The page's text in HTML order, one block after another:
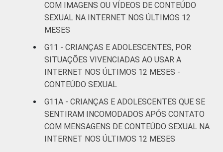
FAIXA ETÁRIA
DA CRIANÇA
OU DO
ADOLESCENTE
De 9 a 10
anos
-
De 11 a 12
anos
13
De 13 a 14
De 15 a 17
anos
25
COM IMAGENS OU VÍDEOS DE CONTEÚDO
SEXUAL NA INTERNET NOS ÚLTIMOS 12
MESES
G11 - CRIANÇAS E ADOLESCENTES, POR
SITUAÇÕES VIVENCIADAS AO USAR A
INTERNET NOS ÚLTIMOS 12 MESES -
CONTEÚDO SEXUAL
G11A - CRIANÇAS E ADOLESCENTES QUE SE
SENTIRAM INCOMODADOS APÓS CONTATO
COM MENSAGENS DE CONTEÚDO SEXUAL NA
INTERNET NOS ÚLTIMOS 12 MESES